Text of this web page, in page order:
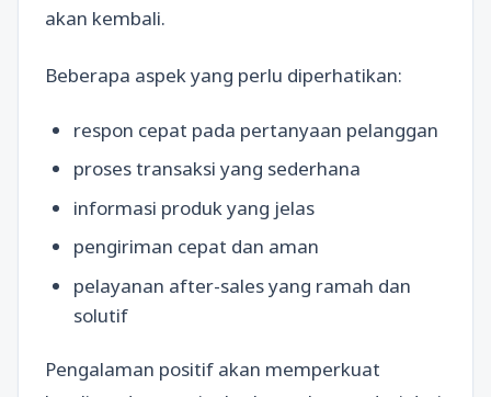
akan kembali.
Beberapa aspek yang perlu diperhatikan:
respon cepat pada pertanyaan pelanggan
proses transaksi yang sederhana
informasi produk yang jelas
pengiriman cepat dan aman
pelayanan after-sales yang ramah dan
solutif
Pengalaman positif akan memperkuat